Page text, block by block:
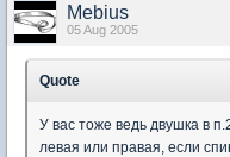
Mebius
05 Aug 2005
Quote
У вас тоже ведь двушка в
левая или правая, если